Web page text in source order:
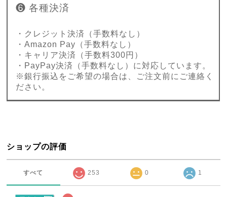
❻ 各種決済
・クレジット決済（手数料なし）
・Amazon Pay（手数料なし）
・キャリア決済（手数料300円）
・PayPay決済（手数料なし）に対応しています。
※銀行振込をご希望の場合は、ご注文前にご連絡く
ださい。
ショップの評価
すべて 253 0 1